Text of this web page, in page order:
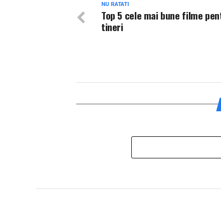
NU RATATI
Top 5 cele mai bune filme
tineri